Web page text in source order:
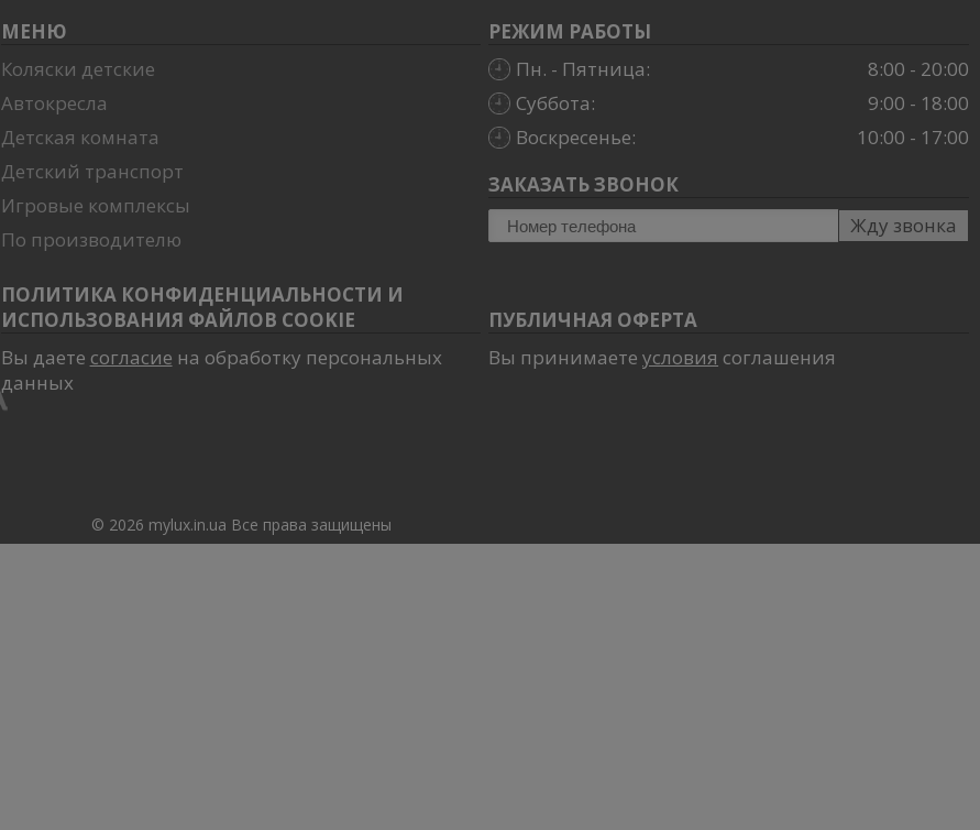
МЕНЮ
Коляски детские
Автокресла
Детская комната
Детский транспорт
Игровые комплексы
По производителю
РЕЖИМ РАБОТЫ
Пн. - Пятница:
8:00 - 20:00
Суббота:
9:00 - 18:00
Воскресенье:
10:00 - 17:00
ЗАКАЗАТЬ ЗВОНОК
Жду звонка
ПОЛИТИКА КОНФИДЕНЦИАЛЬНОСТИ И
ИСПОЛЬЗОВАНИЯ ФАЙЛОВ COOKIE
Вы даете согласие на обработку персональных
данных
ПУБЛИЧНАЯ ОФЕРТА
Вы принимаетеусловия соглашения
© 2026 mylux.in.ua Все права защищены